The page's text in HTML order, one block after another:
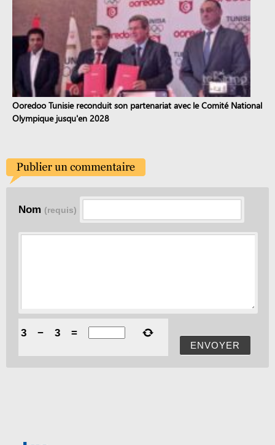
Ooredoo Tunisie reconduit son partenariat avec le Comité National
Olympique jusqu'en 2028
Nom (requis)
ENVOYER
3 − 3 =